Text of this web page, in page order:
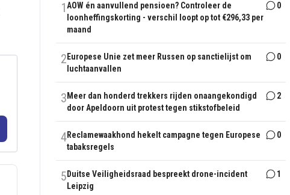
1AOW én aanvullend pensioen? Controleer de
loonheffingskorting - verschil loopt op tot €296,33 per
maand
0
2 Europese Unie zet meer Russen op sanctielijst om
luchtaanvallen
0
3 Meer dan honderd trekkers rijden onaangekondigd
door Apeldoorn uit protest tegen stikstofbeleid
2
4Reclamewaakhond hekelt campagne tegen Europese
tabaksregels
0
5 Duitse Veiligheidsraad bespreekt drone-incident
Leipzig
1